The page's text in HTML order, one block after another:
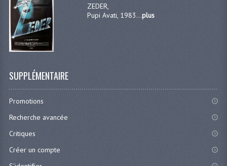
ZEDER,
Pupi Avati, 1983...plus
SUPPLÉMENTAIRE
Promotions
Recherche avancée
Critiques
Créer un compte